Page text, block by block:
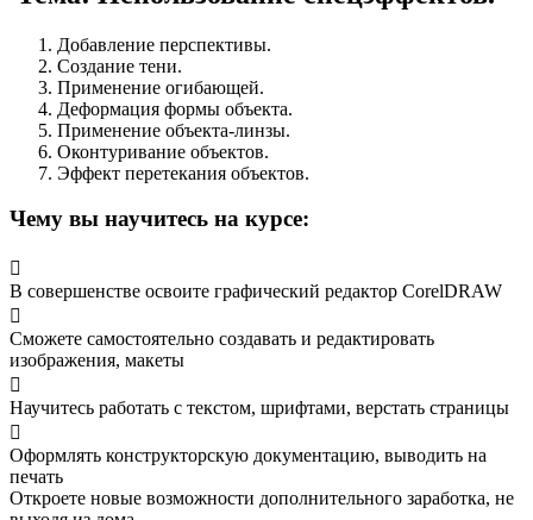
Добавление перспективы.
Создание тени.
Применение огибающей.
Деформация формы объекта.
Применение объекта-линзы.
Оконтуривание объектов.
Эффект перетекания объектов.
Чему вы научитесь на курсе:
В совершенстве освоите графический редактор CorelDRAW
Сможете самостоятельно создавать и редактировать
изображения, макеты
Научитесь работать с текстом, шрифтами, верстать страницы
Оформлять конструкторскую документацию, выводить на
печать
Откроете новые возможности дополнительного заработка, не